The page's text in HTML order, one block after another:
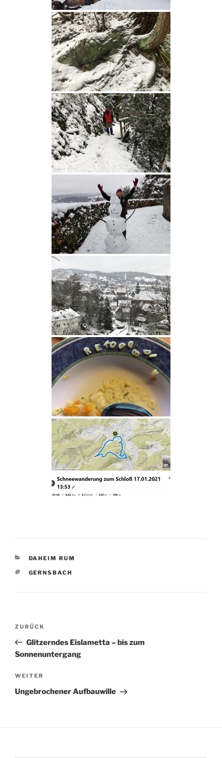
KATEGORIEN
DAHEIM RUM
SCHLAGWÖRTER
GERNSBACH
Beitragsnavigation
Vorheriger
Beitrag
ZURÜCK
Glitzerndes Eislametta – bis zum
Sonnenuntergang
Nächster
Beitrag
WEITER
Ungebrochener Aufbauwille